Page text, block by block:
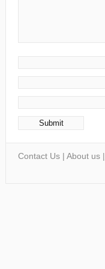
Contact Us | About us |